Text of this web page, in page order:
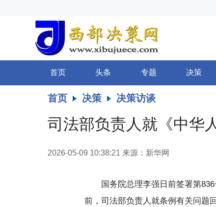
首页 头条 专题 决策
首页 决策 决策访谈
司法部负责人就《中华
2026-05-09 10:38:21 来源：新华网
国务院总理李强日前签署第
前，司法部负责人就条例有关问题